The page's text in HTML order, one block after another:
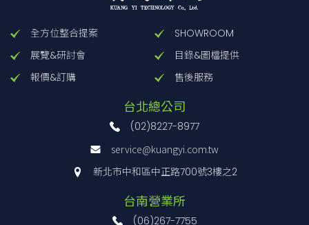
全方位整合提案
SHOWROOM
展覽&研討會
目錄&圖檔提供
報價&訂購
售後服務
台北總公司
(02)8227-8977
service@kuangyi.com.tw
新北市中和區中正路700號3樓之2
台南營業所
(06)267-7755